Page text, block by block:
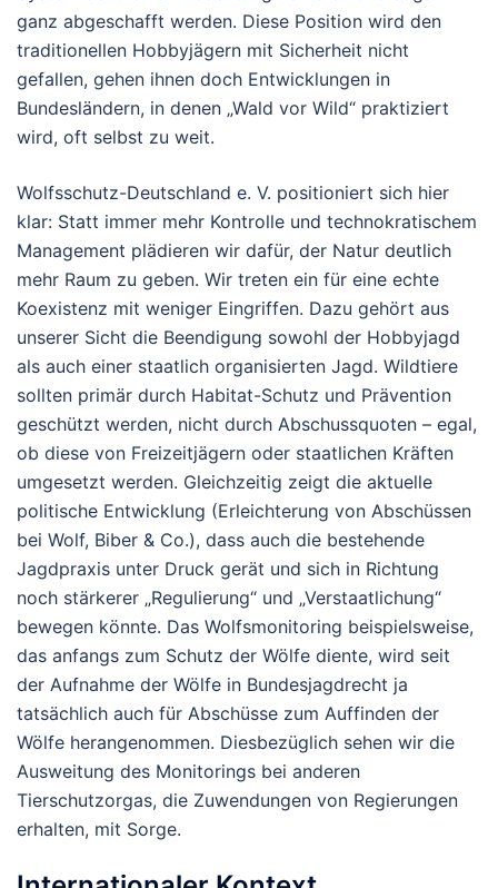
ganz abgeschafft werden. Diese Position wird den
traditionellen Hobbyjägern mit Sicherheit nicht
gefallen, gehen ihnen doch Entwicklungen in
Bundesländern, in denen „Wald vor Wild“ praktiziert
wird, oft selbst zu weit.
Wolfsschutz-Deutschland e. V. positioniert sich hier
klar: Statt immer mehr Kontrolle und technokratischem
Management plädieren wir dafür, der Natur deutlich
mehr Raum zu geben. Wir treten ein für eine echte
Koexistenz mit weniger Eingriffen. Dazu gehört aus
unserer Sicht die Beendigung sowohl der Hobbyjagd
als auch einer staatlich organisierten Jagd. Wildtiere
sollten primär durch Habitat-Schutz und Prävention
geschützt werden, nicht durch Abschussquoten – egal,
ob diese von Freizeitjägern oder staatlichen Kräften
umgesetzt werden. Gleichzeitig zeigt die aktuelle
politische Entwicklung (Erleichterung von Abschüssen
bei Wolf, Biber & Co.), dass auch die bestehende
Jagdpraxis unter Druck gerät und sich in Richtung
noch stärkerer „Regulierung“ und „Verstaatlichung“
bewegen könnte. Das Wolfsmonitoring beispielsweise,
das anfangs zum Schutz der Wölfe diente, wird seit
der Aufnahme der Wölfe in Bundesjagdrecht ja
tatsächlich auch für Abschüsse zum Auffinden der
Wölfe herangenommen. Diesbezüglich sehen wir die
Ausweitung des Monitorings bei anderen
Tierschutzorgas, die Zuwendungen von Regierungen
erhalten, mit Sorge.